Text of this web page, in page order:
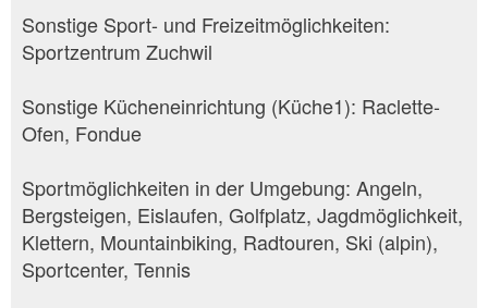
Sonstige Sport- und Freizeitmöglichkeiten:
Sportzentrum Zuchwil
Sonstige Kücheneinrichtung (Küche1): Raclette-
Ofen, Fondue
Sportmöglichkeiten in der Umgebung: Angeln,
Bergsteigen, Eislaufen, Golfplatz, Jagdmöglichkeit,
Klettern, Mountainbiking, Radtouren, Ski (alpin),
Sportcenter, Tennis